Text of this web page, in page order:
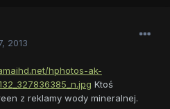
2013
hphotos-ak-
Ktoś
z reklamy wody mineralnej.